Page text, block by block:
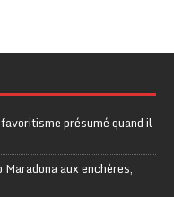
présumé quand il
aux enchères,